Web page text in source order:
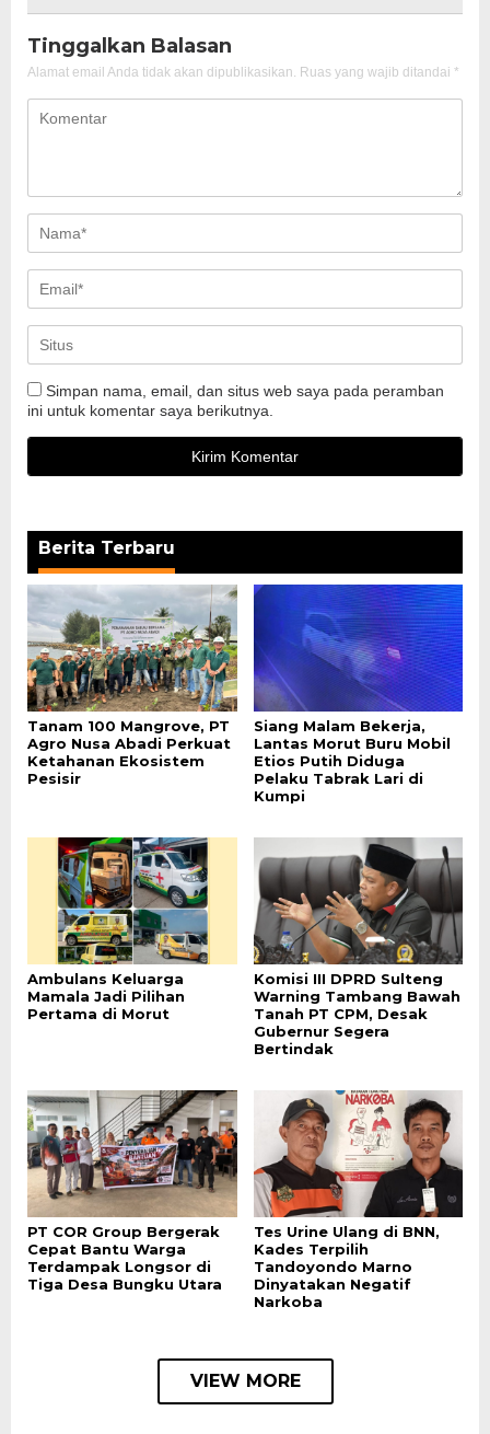
Tinggalkan Balasan
Alamat email Anda tidak akan dipublikasikan. Ruas yang wajib ditandai *
Simpan nama, email, dan situs web saya pada peramban
ini untuk komentar saya berikutnya.
Berita Terbaru
Tanam 100 Mangrove, PT
Agro Nusa Abadi Perkuat
Ketahanan Ekosistem
Pesisir
Siang Malam Bekerja,
Lantas Morut Buru Mobil
Etios Putih Diduga
Pelaku Tabrak Lari di
Kumpi
Ambulans Keluarga
Mamala Jadi Pilihan
Pertama di Morut
Komisi III DPRD Sulteng
Warning Tambang Bawah
Tanah PT CPM, Desak
Gubernur Segera
Bertindak
PT COR Group Bergerak
Cepat Bantu Warga
Terdampak Longsor di
Tiga Desa Bungku Utara
Tes Urine Ulang di BNN,
Kades Terpilih
Tandoyondo Marno
Dinyatakan Negatif
Narkoba
VIEW MORE